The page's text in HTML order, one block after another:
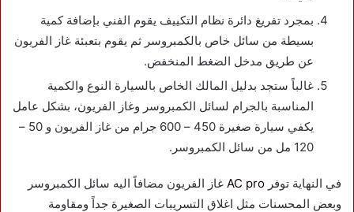
بمجرد تفريغ دائرة نظام التكييف يقوم الفني بإضافة كمية
بسيطة من سائل خاص بالكمبروسر ثم يقوم بتعبئة غاز الفريون
عن طريق مدخل الضغط المنخفض.
غالباً ستجد بدليل المالك الخاص بالسيارة النوع والكمية
المناسبة بالجرام لسائل الكمبروسر وغاز الفريون، بشكل عامل
يكفي سيارة صغيرة 450 – 600 جرام من غاز الفريون و 50 –
120 مل من سائل الكمبروسر.
في النهاية توفر AC pro غاز الفريون مضافاً اليه سائل الكمبروسر
وبعض المحسنات مثل اغلاق التسريبات الصغيرة جداً ومقاومة